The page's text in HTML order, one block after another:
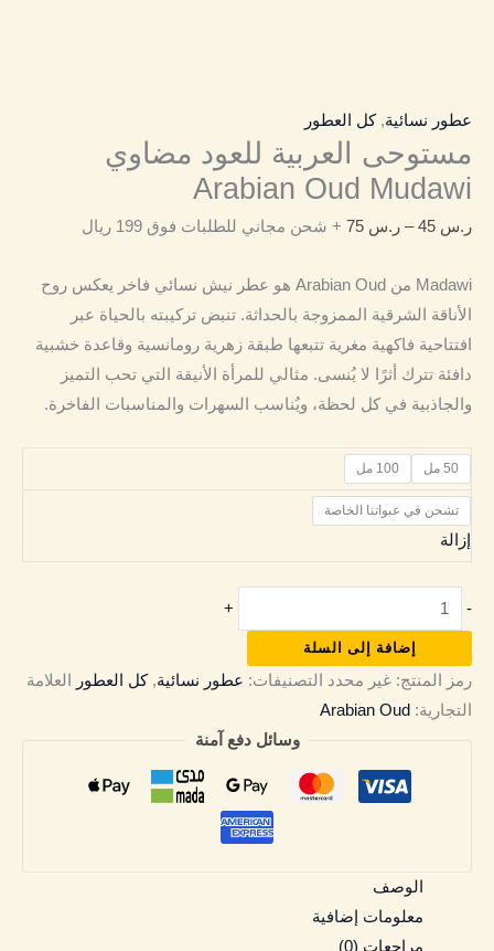
عطور نسائية,كل العطور
مستوحى العربية للعود مضاوي
Arabian Oud Mudawi
ر.س – ر.س + شحن مجاني للطلبات فوق 199 ريال
Madawi من Arabian Oud هو عطر نيش نسائي فاخر يعكس روح
الأناقة الشرقية الممزوجة بالحداثة. تنبض تركيبته بالحياة عبر
افتتاحية فاكهية مغرية تتبعها طبقة زهرية رومانسية وقاعدة خشبية
دافئة تترك أثرًا لا يُنسى. مثالي للمرأة الأنيقة التي تحب التميز
والجاذبية في كل لحظة، ويُناسب السهرات والمناسبات الفاخرة.
50 مل 100 مل
تشحن في عبواتنا الخاصة
إزالة
-
+
إضافة إلى السلة
رمز المنتج: غير محدد التصنيفات: عطور نسائية,كل العطور
العلامة
التجارية: Arabian Oud
وسائل دفع آمنة
الوصف
معلومات إضافية
مراجعات (0)